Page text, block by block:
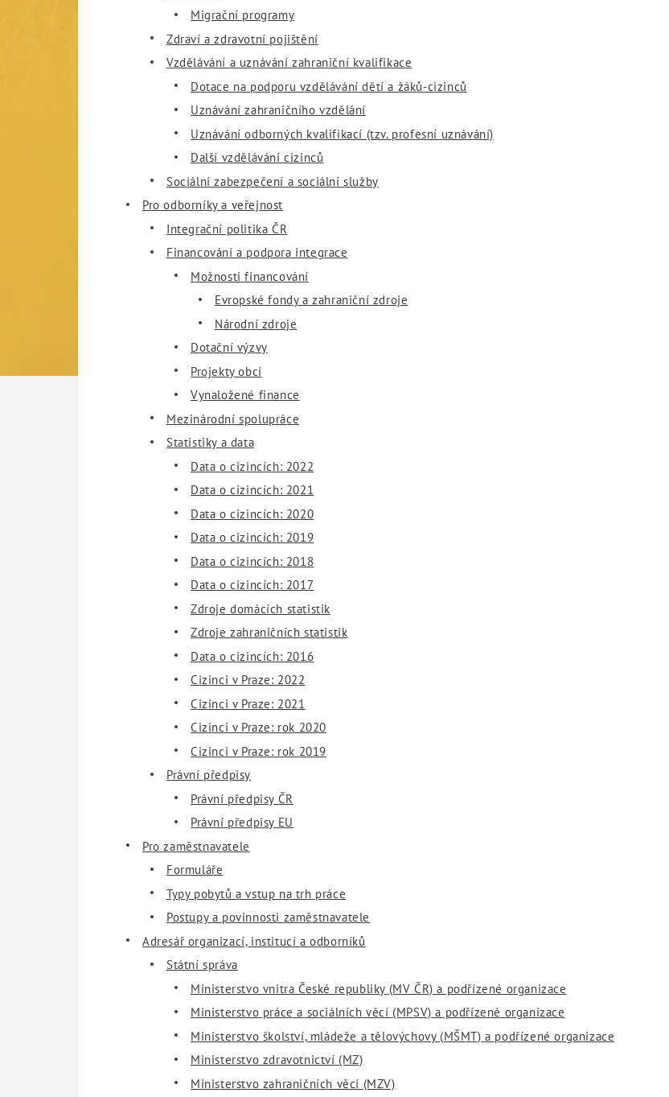
Migrační programy
Zdraví a zdravotní pojištění
Vzdělávání a uznávání zahraniční kvalifikace
Dotace na podporu vzdělávání dětí a žáků-cizinců
Uznávání zahraničního vzdělání
Uznávání odborných kvalifikací (tzv. profesní uznávání)
Další vzdělávání cizinců
Sociální zabezpečení a sociální služby
Pro odborníky a veřejnost
Integrační politika ČR
Financování a podpora integrace
Možnosti financování
Evropské fondy a zahraniční zdroje
Národní zdroje
Dotační výzvy
Projekty obcí
Vynaložené finance
Mezinárodní spolupráce
Statistiky a data
Data o cizincích: 2022
Data o cizincích: 2021
Data o cizincích: 2020
Data o cizincích: 2019
Data o cizincích: 2018
Data o cizincích: 2017
Zdroje domácích statistik
Zdroje zahraničních statistik
Data o cizincích: 2016
Cizinci v Praze: 2022
Cizinci v Praze: 2021
Cizinci v Praze: rok 2020
Cizinci v Praze: rok 2019
Právní předpisy
Právní předpisy ČR
Právní předpisy EU
Pro zaměstnavatele
Formuláře
Typy pobytů a vstup na trh práce
Postupy a povinnosti zaměstnavatele
Adresář organizací, institucí a odborníků
Státní správa
Ministerstvo vnitra České republiky (MV ČR) a podřízené organizace
Ministerstvo práce a sociálních věcí (MPSV) a podřízené organizace
Ministerstvo školství, mládeže a tělovýchovy (MŠMT) a podřízené organizace
Ministerstvo zdravotnictví (MZ)
Ministerstvo zahraničních věcí (MZV)